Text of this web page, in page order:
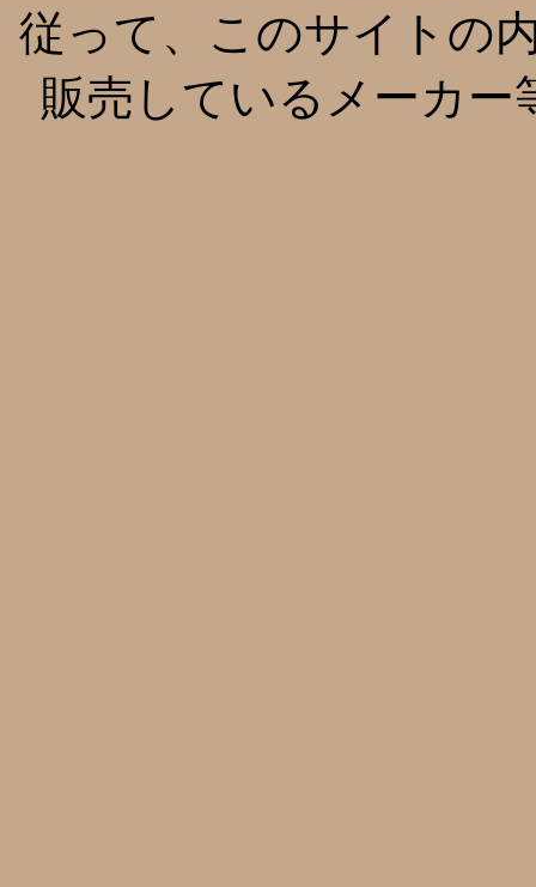
従って、このサイトの
販売しているメーカ